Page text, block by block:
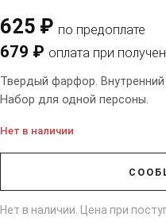
625 ₽ по предоплате
679 ₽ оплата при
Твердый фарфор.
Набор для одной персоны.
Нет в наличии
Нет в наличии. Цена при